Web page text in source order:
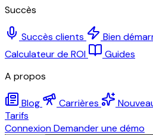
Succès
Succès clients Bien
Calculateur de ROI
Guides
A propos
Blog Carrières
Tarifs
ConnexionDemander une démo